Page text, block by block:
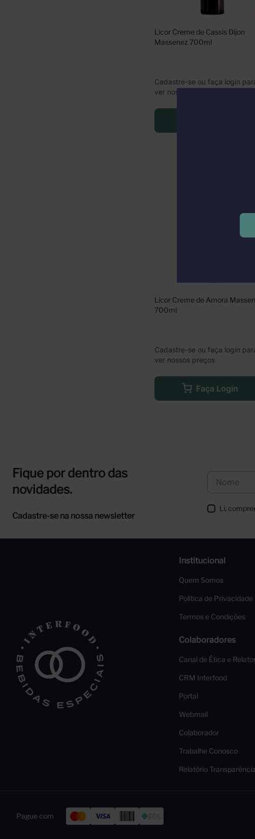
Licor Creme de Cassis Dijon
Massenez 700ml
Cadastre-se ou faça login
ver nossos preços
Licor Creme de Amora
700ml
Cadastre-se ou faça login
ver nossos preços
Faça Login
Fique por dentro das
novidades.
Cadastre-se na nossa newsletter
Li,
Institucional
Quem Somos
Política de Privacidade
Termos e Condições
Colaboradores
Canal de Ética e
CRM Interfood
Portal
Webmail
Colaborador
Trabalhe Conosco
Relatório
Pague com